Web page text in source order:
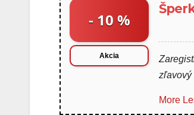
- 10 %
Akcia
zľavový
More